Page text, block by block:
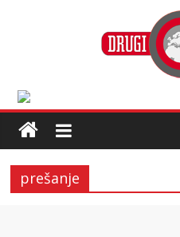
prešanje